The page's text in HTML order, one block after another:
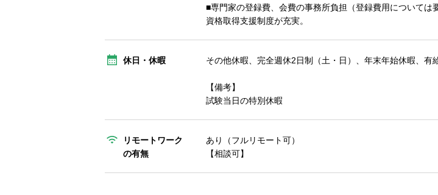
■専門家の登録費、会費の事務所負担（登録費用について
資格取得支援制度が充実。
休日・休暇 その他休暇、完全週休2日制（土・日）、年末年始休暇、有
【備考】
試験当日の特別休暇
リモートワーク
の有無
あり（フルリモート可）
【相談可】